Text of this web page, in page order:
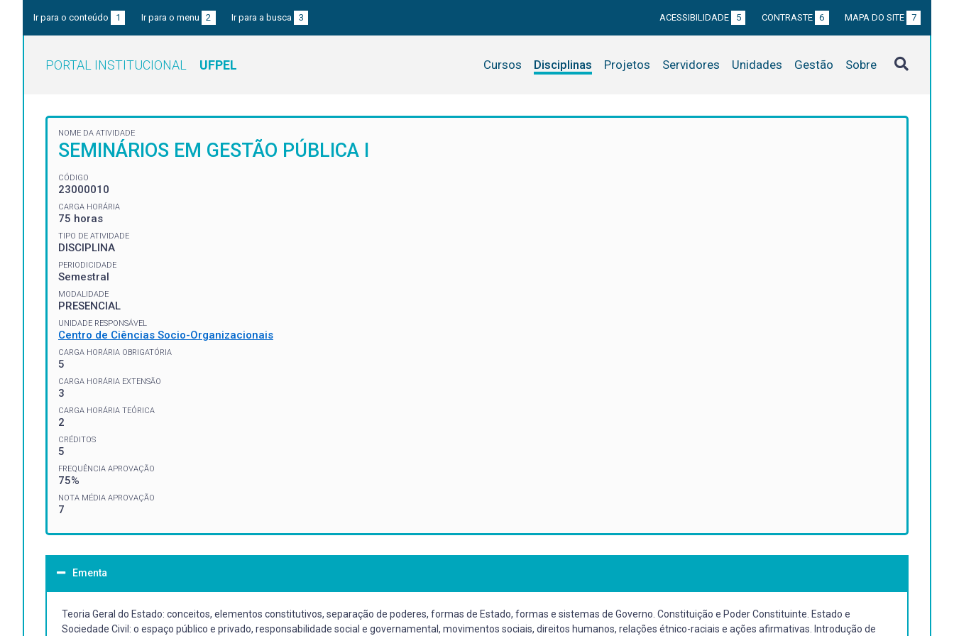
Ir para o conteúdo 1 Ir para o menu 2 Ir para a busca 3 ACESSIBILIDADE 5 CONTRASTE 6 MAPA DO SITE 7
PORTAL INSTITUCIONAL UFPEL Cursos Disciplinas Projetos Servidores Unidades Gestão Sobre
NOME DA ATIVIDADE
SEMINÁRIOS EM GESTÃO PÚBLICA I
CÓDIGO
23000010
CARGA HORÁRIA
75 horas
TIPO DE ATIVIDADE
DISCIPLINA
PERIODICIDADE
Semestral
MODALIDADE
PRESENCIAL
UNIDADE RESPONSÁVEL
Centro de Ciências Socio-Organizacionais
CARGA HORÁRIA OBRIGATÓRIA
5
CARGA HORÁRIA EXTENSÃO
3
CARGA HORÁRIA TEÓRICA
2
CRÉDITOS
5
FREQUÊNCIA APROVAÇÃO
75%
NOTA MÉDIA APROVAÇÃO
7
Ementa
Teoria Geral do Estado: conceitos, elementos constitutivos, separação de poderes, formas de Estado, formas e sistemas de Governo. Constituição e Poder Constituinte. Estado e
Sociedade Civil: o espaço público e privado, responsabilidade social e governamental, movimentos sociais, direitos humanos, relações étnico-raciais e ações afirmativas. Introdução de